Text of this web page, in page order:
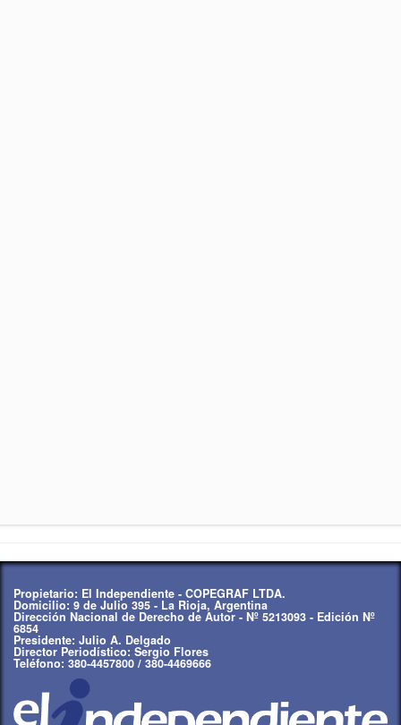
Propietario: El Independiente - COPEGRAF LTDA.
Domicilio: 9 de Julio 395 - La Rioja, Argentina
Dirección Nacional de Derecho de Autor - Nº 5213093 - Edición Nº
6854
Presidente: Julio A. Delgado
Director Periodístico: Sergio Flores
Teléfono: 380-4457800 / 380-4469666